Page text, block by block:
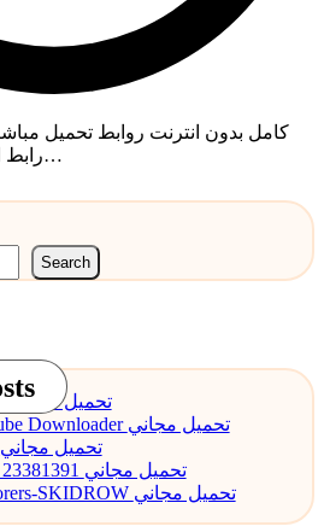
رابط التحميل كلمة المرور: 8822…
Search
PDF Annotator 9.0.0 تحميل مجاني
MediaHuman YouTube Downloader تحميل مجاني
Kanna Maze v1.0.9 تحميل مجاني
Farm to Table Build 23381391 تحميل مجاني
Hyper Empire Explorers-SKIDROW تحميل مجاني